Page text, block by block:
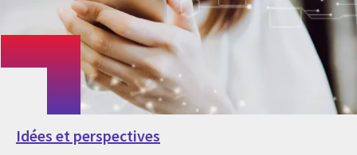
Idées et perspectives